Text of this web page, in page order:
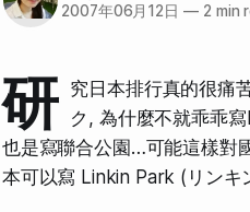
2007年06月12日 —2 min
研 究日本排行真的很痛
ク, 為什麼不就乖乖
也是寫聯合公園…可能這樣對
本可以寫 Linkin Park (リンキ